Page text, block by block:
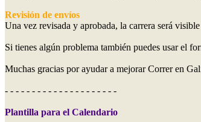
Revisión de envíos
Una vez revisada y aprobada, la carrera será
Si tienes algún problema también puedes usar el
Muchas gracias por ayudar a mejorar Correr en
- - - - - - - - - - - - - - - - - - - - -
Plantilla para el Calendario